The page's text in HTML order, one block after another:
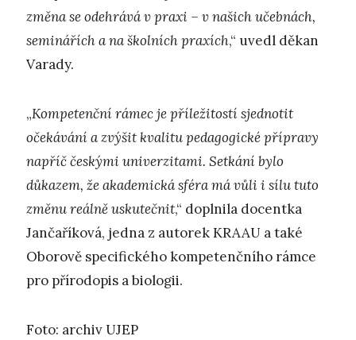
změna se odehrává v praxi – v našich učebnách,
seminářích a na školních praxích,“ uvedl děkan
Varady.
„Kompetenční rámec je příležitostí sjednotit
očekávání a zvýšit kvalitu pedagogické přípravy
napříč českými univerzitami. Setkání bylo
důkazem, že akademická sféra má vůli i sílu tuto
změnu reálně uskutečnit,“ doplnila docentka
Jančaříková, jedna z autorek KRAAU a také
Oborově specifického kompetenčního rámce
pro přírodopis a biologii.
Foto: archiv UJEP